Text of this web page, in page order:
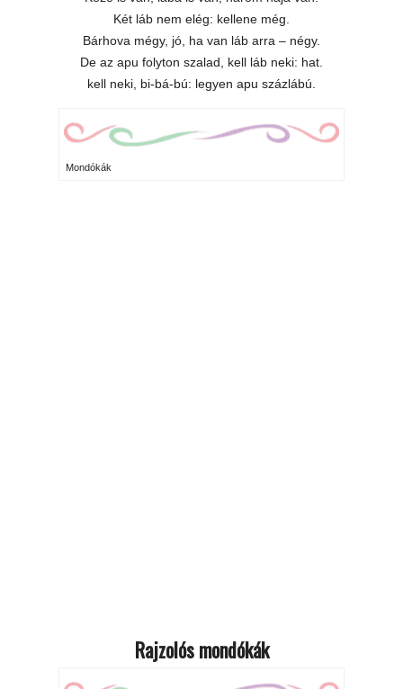
Két láb nem elég: kellene még.
Bárhova mégy, jó, ha van láb arra – négy.
De az apu folyton szalad, kell láb neki: hat.
kell neki, bi-bá-bú: legyen apu százlábú.
Mondókák
Rajzolós mondókák